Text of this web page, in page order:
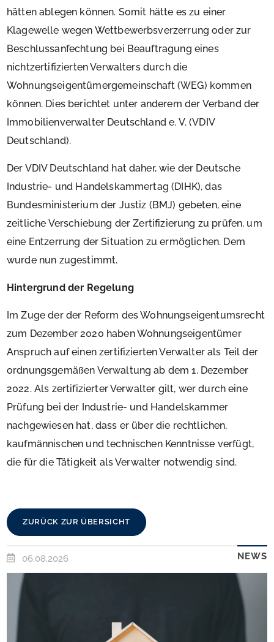
hätten ablegen können. Somit hätte es zu einer
Klagewelle wegen Wettbewerbsverzerrung oder zur
Beschlussanfechtung bei Beauftragung eines
nichtzertifizierten Verwalters durch die
Wohnungseigentümergemeinschaft (WEG) kommen
können. Dies berichtet unter anderem der Verband der
Immobilienverwalter Deutschland e. V. (VDIV
Deutschland).
Der VDIV Deutschland hat daher, wie der Deutsche
Industrie- und Handelskammertag (DIHK), das
Bundesministerium der Justiz (BMJ) gebeten, eine
zeitliche Verschiebung der Zertifizierung zu prüfen, um
eine Entzerrung der Situation zu ermöglichen. Dem
wurde nun zugestimmt.
Hintergrund der Regelung
Im Zuge der der Reform des Wohnungseigentumsrecht
zum Dezember 2020 haben Wohnungseigentümer
Anspruch auf einen zertifizierten Verwalter als Teil der
ordnungsgemäßen Verwaltung ab dem 1. Dezember
2022. Als zertifizierter Verwalter gilt, wer durch eine
Prüfung bei der Industrie- und Handelskammer
nachgewiesen hat, dass er über die rechtlichen,
kaufmännischen und technischen Kenntnisse verfügt,
die für die Tätigkeit als Verwalter notwendig sind.
ZURÜCK ZUR ÜBERSICHT
06.08.2026 NEWS